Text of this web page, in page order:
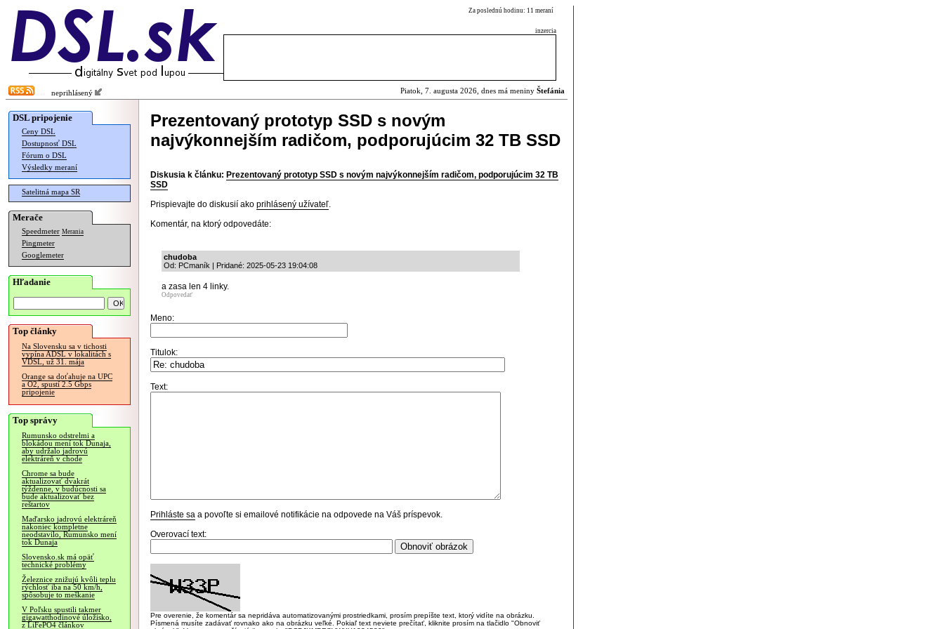
Za poslednú hodinu: 11 meraní
inzercia
neprihlásený Piatok, 7. augusta 2026, dnes má meniny Štefánia
DSL pripojenie
Ceny DSL
Dostupnosť DSL
Fórum o DSL
Výsledky meraní
Satelitná mapa SR
Merače
Speedmeter Merania
Pingmeter
Googlemeter
Hľadanie
Top články
Na Slovensku sa v tichosti
vypína ADSL v lokalitách s
VDSL, už 31. mája
Orange sa doťahuje na UPC
a O2, spustí 2.5 Gbps
pripojenie
Top správy
Rumunsko odstrelmi a
blokádou mení tok Dunaja,
aby udržalo jadrovú
elektráreň v chode
Chrome sa bude
aktualizovať dvakrát
týždenne, v budúcnosti sa
bude aktualizovať bez
reštartov
Maďarsko jadrovú elektráreň
nakoniec kompletne
neodstavilo, Rumunsko mení
tok Dunaja
Slovensko.sk má opäť
technické problémy
Železnice znižujú kvôli teplu
rýchlosť iba na 50 km/h,
spôsobuje to meškanie
V Poľsku spustili takmer
gigawatthodinové úložisko,
z LiFePO4 článkov
Prezentovaný prototyp SSD s novým
najvýkonnejším radičom, podporujúcim 32 TB SSD
Diskusia k článku: Prezentovaný prototyp SSD s novým najvýkonnejším radičom, podporujúcim 32 TB
SSD
Prispievajte do diskusií ako prihlásený užívateľ.
Komentár, na ktorý odpovedáte:
chudoba
Od: PCmaník | Pridané: 2025-05-23 19:04:08
a zasa len 4 linky.
Odpovedať
Meno:
Titulok:
Text:
Prihláste sa a povoľte si emailové notifikácie na odpovede na Váš príspevok.
Overovací text:
Pre overenie, že komentár sa nepridáva automatizovanými prostriedkami, prosím prepíšte text, ktorý vidíte na obrázku.
Písmená musíte zadávať rovnako ako na obrázku veľké. Pokiaľ text neviete prečítať, kliknite prosím na tlačidlo "Obnoviť